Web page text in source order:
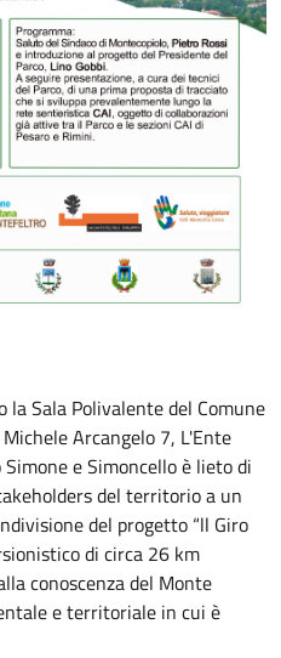
la Sala Polivalente del Comune
Arcangelo 7, L'Ente
e Simoncello è lieto di
del territorio a un
del progetto “ll Giro
di circa 26 km
conoscenza del Monte
e territoriale in cui è